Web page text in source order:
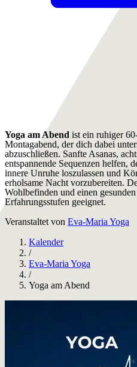
Yoga am Abend ist ein ruhiger
Montagabend, der dich dabei
abzuschließen. Sanfte Asanas,
entspannende Sequenzen helfen,
innere Unruhe loszulassen und
erholsame Nacht vorzubereiten.
Wohlbefinden und einen
Erfahrungsstufen geeignet.
Veranstaltet von Eva-Maria Yoga
Kalender
/
Eva-Maria Yoga
/
Yoga am Abend